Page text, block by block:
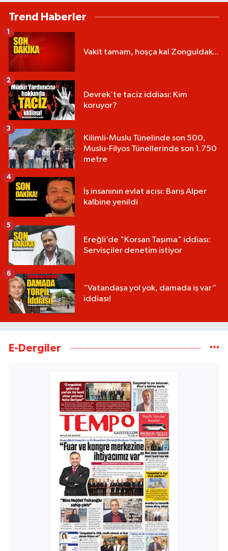
Trend Haberler
Vakit tamam, hoşça kal Zonguldak...
1
Devrek’te taciz iddiası: Kim
koruyor?
2
Kilimli-Muslu Tünelinde son 500,
Muslu-Filyos Tünellerinde son 1.750
metre
3
İş insanının evlat acısı: Barış Alper
kalbine yenildi
4
Ereğli’de "Korsan Taşıma" iddiası:
Servisçiler denetim istiyor
5
“Vatandaşa yol yok, damada iş var”
iddiası!
6
E-Dergiler